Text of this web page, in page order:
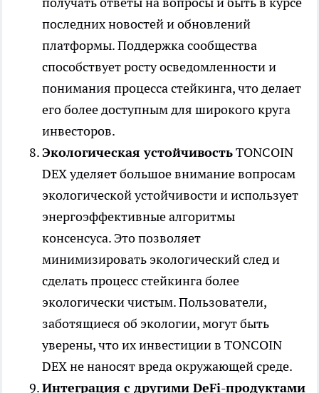
последних новостей и обновлений
платформы. Поддержка сообщества
способствует росту осведомленности и
понимания процесса стейкинга, что делает
его более доступным для широкого круга
инвесторов.
Экологическая устойчивостьTONCOIN
DEX уделяет большое внимание вопросам
экологической устойчивости и использует
энергоэффективные алгоритмы
консенсуса. Это позволяет
минимизировать экологический след и
сделать процесс стейкинга более
экологически чистым. Пользователи,
заботящиеся об экологии, могут быть
уверены, что их инвестиции в TONCOIN
DEX не наносят вреда окружающей среде.
Интеграция с другими DeFi-продуктами